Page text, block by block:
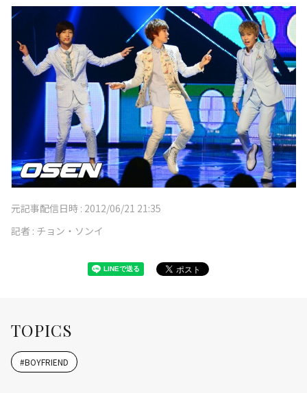
元記事配信日時 : 2012/06/21 21:35
記者 : チョン・ソンイ
TOPICS
#BOYFRIEND